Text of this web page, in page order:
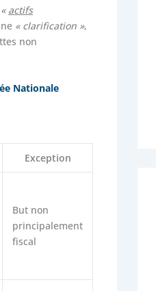
« actifs
« clarification »,
non
Nationale
Exception
But non
principalement
fiscal